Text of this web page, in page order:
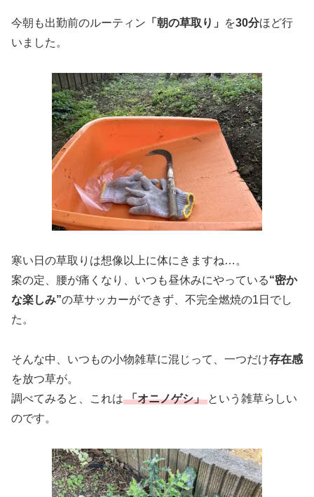
今朝も出勤前のルーティン 「朝の草取り」 を30分ほど行
いました。
寒い日の草取りは想像以上に体にきますね…。
案の定、腰が痛くなり、いつも昼休みにやっている“密か
な楽しみ”の草サッカーができず、不完全燃焼の1日でし
た。
そんな中、いつもの小物雑草に混じって、一つだけ存在感
を放つ草が。
調べてみると、これは 「オニノゲシ」 という雑草らしい
のです。